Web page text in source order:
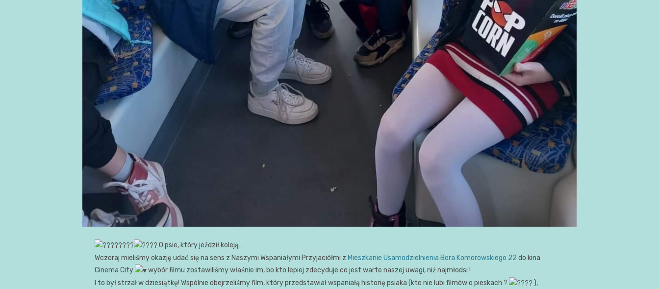
O psie, który jeździł koleją…
Wczoraj mieliśmy okazję udać się na sens z Naszymi Wspaniałymi Przyjaciółmi z Mieszkanie Usamodzielnienia Bora Komorowskiego 22 do kina
Cinema City
wybór filmu zostawiliśmy właśnie im, bo kto lepiej zdecyduje co jest warte naszej uwagi, niż najmłodsi !
I to był strzał w dziesiątkę! Wspólnie obejrzeliśmy film, który przedstawiał wspaniałą historię psiaka (kto nie lubi filmów o pieskach ?
),